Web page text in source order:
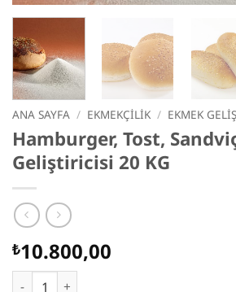
ANA SAYFA / EKMEKÇILIK / EKMEK
Hamburger, Tost,
Geliştiricisi 20 KG
₺10.800,00
Hamburger, Tost, Sandviç Ekmeği